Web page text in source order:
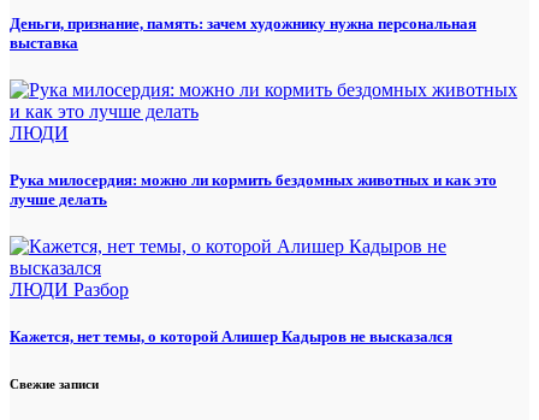
Деньги, признание, память: зачем художнику нужна персональная
выставка
ЛЮДИ
Рука милосердия: можно ли кормить бездомных животных и как это
лучше делать
ЛЮДИ Разбор
Кажется, нет темы, о которой Алишер Кадыров не высказался
Свежие записи